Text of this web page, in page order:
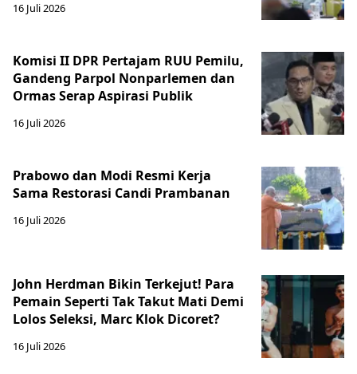
16 Juli 2026
Komisi II DPR Pertajam RUU Pemilu,
Gandeng Parpol Nonparlemen dan
Ormas Serap Aspirasi Publik
16 Juli 2026
Prabowo dan Modi Resmi Kerja
Sama Restorasi Candi Prambanan
16 Juli 2026
John Herdman Bikin Terkejut! Para
Pemain Seperti Tak Takut Mati Demi
Lolos Seleksi, Marc Klok Dicoret?
16 Juli 2026